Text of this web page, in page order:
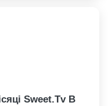
Sweet.tv В